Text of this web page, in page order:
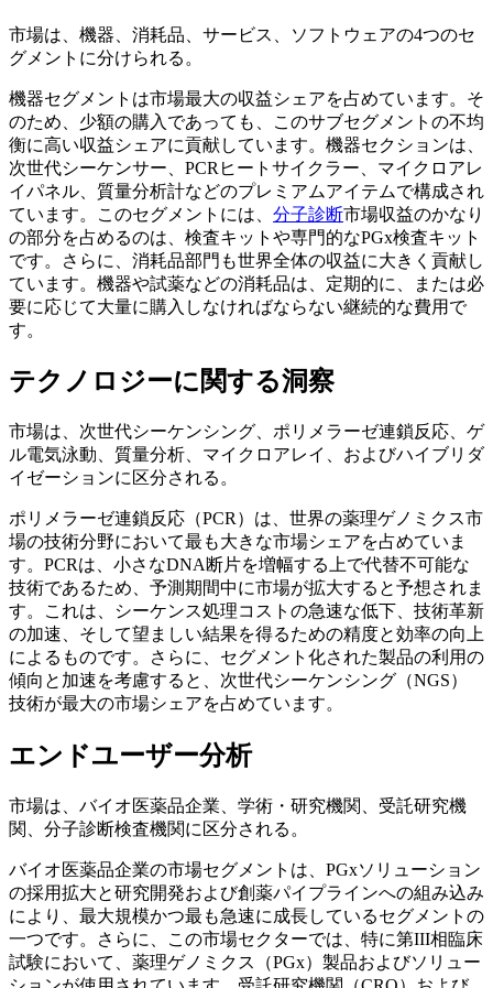
市場は、機器、消耗品、サービス、ソフトウェアの4つのセ
グメントに分けられる。
機器セグメントは市場最大の収益シェアを占めています。そ
のため、少額の購入であっても、このサブセグメントの不均
衡に高い収益シェアに貢献しています。機器セクションは、
次世代シーケンサー、PCRヒートサイクラー、マイクロアレ
イパネル、質量分析計などのプレミアムアイテムで構成され
ています。このセグメントには、 分子診断市場収益のかなり
の部分を占めるのは、検査キットや専門的なPGx検査キット
です。さらに、消耗品部門も世界全体の収益に大きく貢献し
ています。機器や試薬などの消耗品は、定期的に、または必
要に応じて大量に購入しなければならない継続的な費用で
す。
テクノロジーに関する洞察
市場は、次世代シーケンシング、ポリメラーゼ連鎖反応、ゲ
ル電気泳動、質量分析、マイクロアレイ、およびハイブリダ
イゼーションに区分される。
ポリメラーゼ連鎖反応（PCR）は、世界の薬理ゲノミクス市
場の技術分野において最も大きな市場シェアを占めていま
す。PCRは、小さなDNA断片を増幅する上で代替不可能な
技術であるため、予測期間中に市場が拡大すると予想されま
す。これは、シーケンス処理コストの急速な低下、技術革新
の加速、そして望ましい結果を得るための精度と効率の向上
によるものです。さらに、セグメント化された製品の利用の
傾向と加速を考慮すると、次世代シーケンシング（NGS）
技術が最大の市場シェアを占めています。
エンドユーザー分析
市場は、バイオ医薬品企業、学術・研究機関、受託研究機
関、分子診断検査機関に区分される。
バイオ医薬品企業の市場セグメントは、PGxソリューション
の採用拡大と研究開発および創薬パイプラインへの組み込み
により、最大規模かつ最も急速に成長しているセグメントの
一つです。さらに、この市場セクターでは、特に第III相臨床
試験において、薬理ゲノミクス（PGx）製品およびソリュー